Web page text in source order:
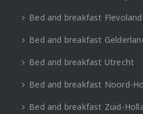
Bed and breakfast Flevoland
Bed and breakfast
Bed and breakfast Utrecht
Bed and breakfast Noord-
Bed and breakfast Zuid-